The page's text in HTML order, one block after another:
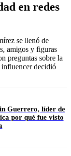
en redes
se llenó de
amigos y figuras
preguntas sobre la
influencer decidió
Guerrero, líder de
por qué fue visto